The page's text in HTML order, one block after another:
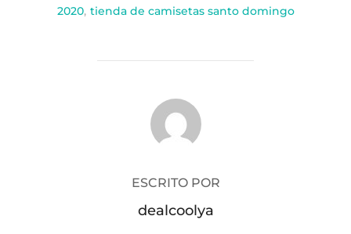
2020, tienda de camisetas santo domingo
AUTOR DE LA PUBLICACIÓN
ESCRITO POR
dealcoolya